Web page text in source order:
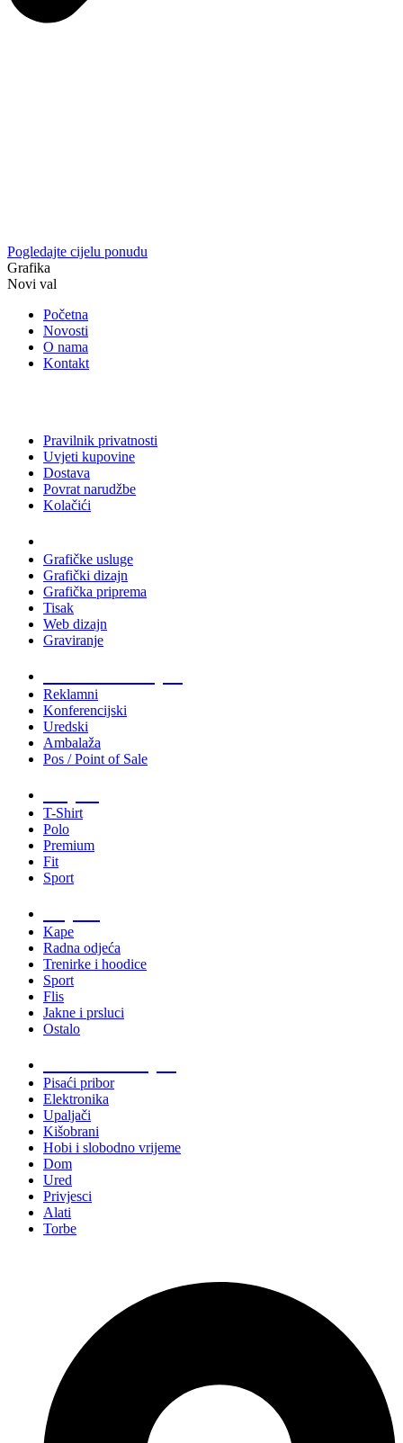
Pogledajte cijelu ponudu
Grafika
Novi val
Početna
Novosti
O nama
Kontakt
Pravilnik privatnosti
Uvjeti kupovine
Dostava
Povrat narudžbe
Kolačići
Grafičke usluge
Grafički dizajn
Grafička priprema
Tisak
Web dizajn
Graviranje
Reklamni
Konferencijski
Uredski
Ambalaža
Pos / Point of Sale
T-Shirt
Polo
Premium
Fit
Sport
Kape
Radna odjeća
Trenirke i hoodice
Sport
Flis
Jakne i prsluci
Ostalo
Pisaći pribor
Elektronika
Upaljači
Kišobrani
Hobi i slobodno vrijeme
Dom
Ured
Privjesci
Alati
Torbe